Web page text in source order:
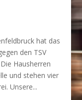
hat das
den TSV
Hausherren
und stehen vier
Unsere...